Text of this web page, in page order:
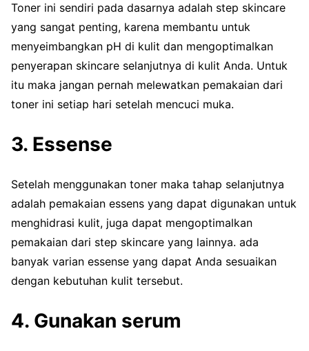
Toner ini sendiri pada dasarnya adalah step skincare
yang sangat penting, karena membantu untuk
menyeimbangkan pH di kulit dan mengoptimalkan
penyerapan skincare selanjutnya di kulit Anda. Untuk
itu maka jangan pernah melewatkan pemakaian dari
toner ini setiap hari setelah mencuci muka.
3. Essense
Setelah menggunakan toner maka tahap selanjutnya
adalah pemakaian essens yang dapat digunakan untuk
menghidrasi kulit, juga dapat mengoptimalkan
pemakaian dari step skincare yang lainnya. ada
banyak varian essense yang dapat Anda sesuaikan
dengan kebutuhan kulit tersebut.
4. Gunakan serum